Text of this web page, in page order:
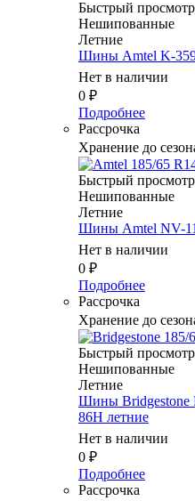
Быстрый просмотр
Нешипованные
Летние
Шины Amtel K-359
Нет в наличии
0 ₽
Подробнее
Рассрочка
Хранение до
Быстрый просмотр
Нешипованные
Летние
Шины Amtel NV-
Нет в наличии
0 ₽
Подробнее
Рассрочка
Хранение до
Быстрый просмотр
Нешипованные
Летние
Шины Bridgestone
86H летние
Нет в наличии
0 ₽
Подробнее
Рассрочка